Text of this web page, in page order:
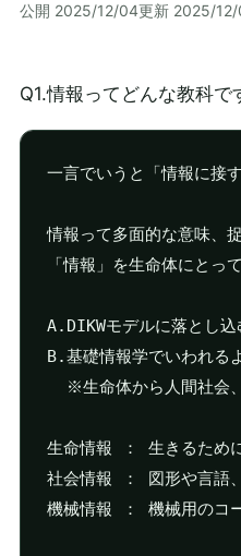
公開 2025/12/04更新 2025/
Q1.情報ってどんな教科で
一言でいうと「情報に接
情報って多面的な意味、
「情報」を生命体にと
A.DIKWモデルに落とし
B.基礎情報学でいわれる
生命情報 ： 生きるため
社会情報 ： 図形や言語
機械情報 ： 機械用のコ